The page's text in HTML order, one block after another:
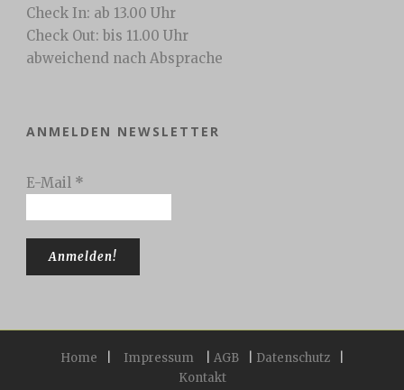
Check In: ab 13.00 Uhr
Check Out: bis 11.00 Uhr
abweichend nach Absprache
ANMELDEN NEWSLETTER
E-Mail *
Home Impressum AGB Datenschutz
Kontakt